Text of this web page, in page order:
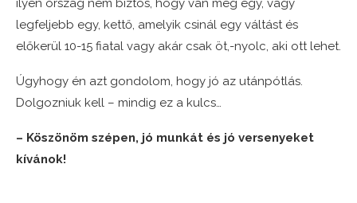
ilyen ország nem biztos, hogy van még egy, vagy
legfeljebb egy, kettő, amelyik csinál egy váltást és
előkerül 10-15 fiatal vagy akár csak öt,-nyolc, aki ott lehet.
Úgyhogy én azt gondolom, hogy jó az utánpótlás.
Dolgozniuk kell – mindig ez a kulcs…
– Köszönöm szépen, jó munkát és jó versenyeket
kívánok!